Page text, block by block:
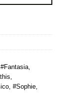
#Fantasia
#Sophie